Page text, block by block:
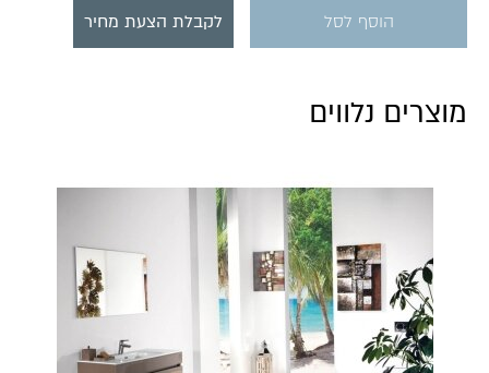
הוסף לסל לקבלת הצעת מחיר
מוצרים נלווים